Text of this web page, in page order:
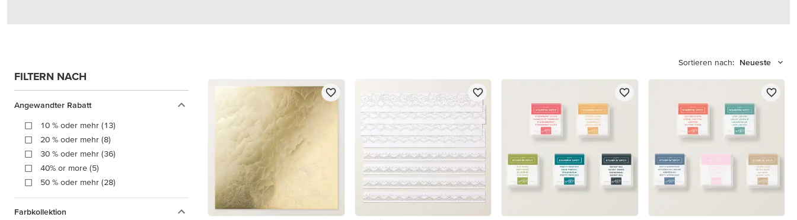
FILTERN NACH
Angewandter Rabatt
10 % oder mehr (13)
20 % oder mehr (8)
30 % oder mehr (36)
40% or more (5)
50 % oder mehr (28)
Farbkollektion
Sortieren nach: Neueste